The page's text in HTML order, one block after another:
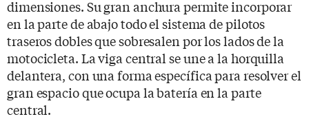
dimensiones. Su gran anchura permite incorporar
en la parte de abajo todo el sistema de pilotos
traseros dobles que sobresalen por los lados de la
motocicleta. La viga central se une a la horquilla
delantera, con una forma específica para resolver el
gran espacio que ocupa la batería en la parte
central.